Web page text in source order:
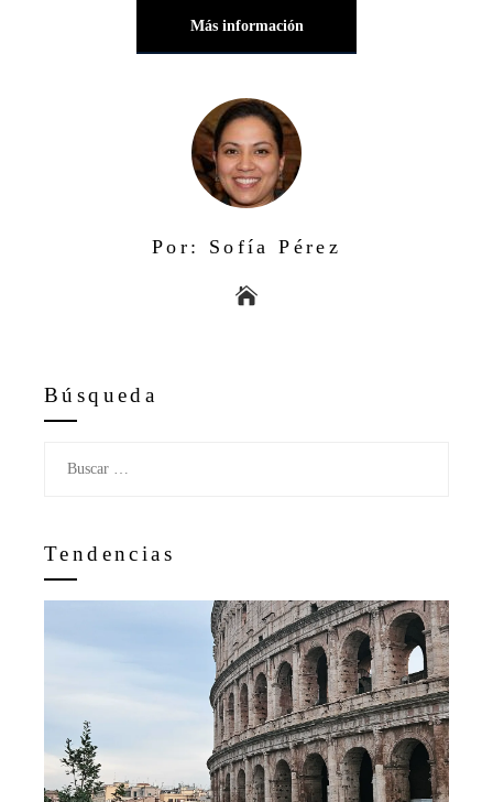
Más información
Por: Sofía Pérez
Búsqueda
Tendencias